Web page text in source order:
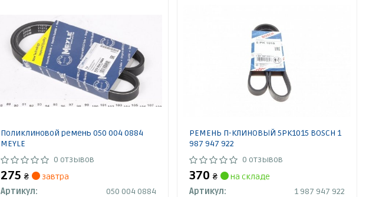
Поликлиновой ремень 050 004 0884
MEYLE
0 отзывов
275₴
завтра
Артикул:
050 004 0884
РЕМЕНЬ П-КЛИНОВЫЙ 5PK1015 BOSCH 1
987 947 922
0 отзывов
370₴
на складе
Артикул:
1 987 947 922